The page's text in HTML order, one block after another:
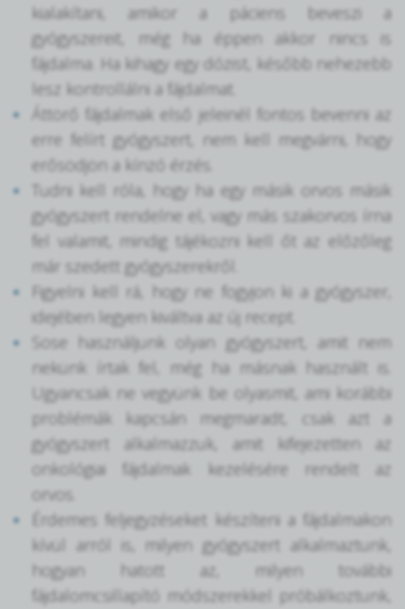
kialakítani, amikor a páciens beveszi a
gyógyszereit, még ha éppen akkor nincs is
fájdalma. Ha kihagy egy dózist, később nehezebb
lesz kontrollálni a fájdalmat.
Áttörő fájdalmak első jeleinél fontos bevenni az
erre felírt gyógyszert, nem kell megvárni, hogy
erősödjön a kínzó érzés.
Tudni kell róla, hogy ha egy másik orvos másik
gyógyszert rendelne el, vagy más szakorvos írna
fel valamit, mindig tájékozni kell őt az előzőleg
már szedett gyógyszerekről.
Figyelni kell rá, hogy ne fogyjon ki a gyógyszer,
idejében legyen kiváltva az új recept.
Sose használjunk olyan gyógyszert, amit nem
nekünk írtak fel, még ha másnak használt is.
Ugyancsak ne vegyünk be olyasmit, ami korábbi
problémák kapcsán megmaradt, csak azt a
gyógyszert alkalmazzuk, amit kifejezetten az
onkológiai fájdalmak kezelésére rendelt az
orvos.
Érdemes feljegyzéseket készíteni a fájdalmakon
kívül arról is, milyen gyógyszert alkalmaztunk,
hogyan hatott az, milyen további
fájdalomcsillapító módszerekkel próbálkoztunk,